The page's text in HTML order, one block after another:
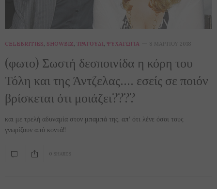
CELEBRITIES, SHOWBIZ, ΤΡΑΓΟΎΔΙ, ΨΥΧΑΓΩΓΊΑ 8 ΜΑΡΤΊΟΥ 2018
(φωτο) Σωστή δεσποινίδα η κόρη του
Τόλη και της Άντζελας…. εσείς σε ποιόν
βρίσκεται ότι μοιάζει????
και με τρελή αδυναμία στον μπαμπά της, απ’ ότι λένε όσοι τους
γνωρίζουν από κοντά!!
0 SHARES